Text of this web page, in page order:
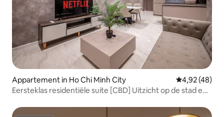
Appartement in Ho Chi Minh City Gemiddelde
4,92 (48)
Eersteklas residentiële suite [CBD] Uitzicht op de stad en